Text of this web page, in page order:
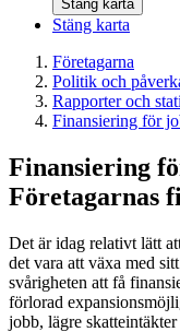
Stäng karta
Stäng karta
Företagarna
Politik och
Rapporter och
Finansiering för
Finansiering
Företagarnas
Det är idag relativt lätt
det vara att växa med
svårigheten att få
förlorad
jobb, lägre